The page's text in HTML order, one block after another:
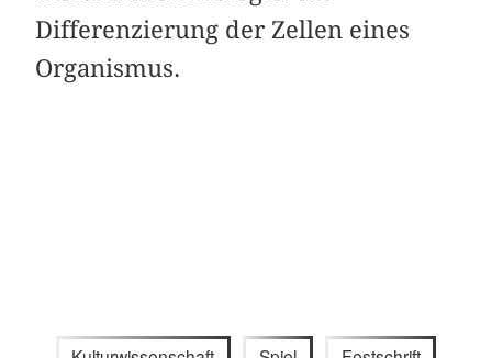
Differenzierung der Zellen eines
Organismus.